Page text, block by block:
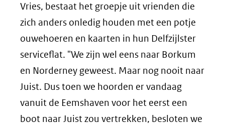
Vries, bestaat het groepje uit vrienden die
zich anders onledig houden met een potje
ouwehoeren en kaarten in hun Delfzijlster
serviceflat. "We zijn wel eens naar Borkum
en Norderney geweest. Maar nog nooit naar
Juist. Dus toen we hoorden er vandaag
vanuit de Eemshaven voor het eerst een
boot naar Juist zou vertrekken, besloten we